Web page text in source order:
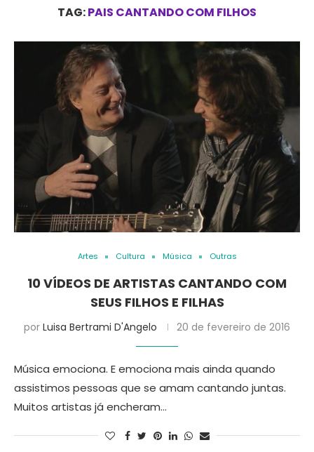
TAG:PAIS CANTANDO COM FILHOS
Artes Cultura Música Outras
10 VÍDEOS DE ARTISTAS CANTANDO COM
SEUS FILHOS E FILHAS
por Luisa Bertrami D'Angelo 20 de fevereiro de 2016
Música emociona. E emociona mais ainda quando
assistimos pessoas que se amam cantando juntas.
Muitos artistas já encheram…